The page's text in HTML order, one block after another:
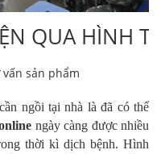
QUA HÌNH
vấn sản phẩm
ngồi tại nhà là đã có thể
ngày càng được nhiều
thời kì dịch bệnh. Hình